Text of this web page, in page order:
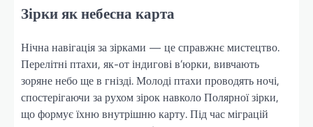
Зірки як небесна карта
Нічна навігація за зірками — це справжнє мистецтво.
Перелітні птахи, як-от індигові в’юрки, вивчають
зоряне небо ще в гнізді. Молоді птахи проводять ночі,
спостерігаючи за рухом зірок навколо Полярної зірки,
що формує їхню внутрішню карту. Під час міграцій